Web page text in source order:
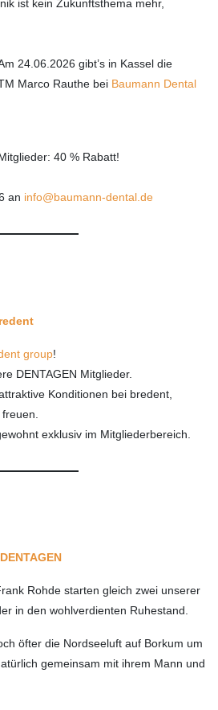
ist kein Zukunftsthema mehr,
24.06.2026 gibt’s in Kassel die
Marco Rauthe bei Baumann Dental
40 % Rabatt!
an info@baumann-dental.de
group!
DENTAGEN Mitglieder.
Konditionen bei bredent,
exklusiv im Mitgliederbereich.
Rohde starten gleich zwei unserer
in den wohlverdienten Ruhestand.
öfter die Nordseeluft auf Borkum um
gemeinsam mit ihrem Mann und